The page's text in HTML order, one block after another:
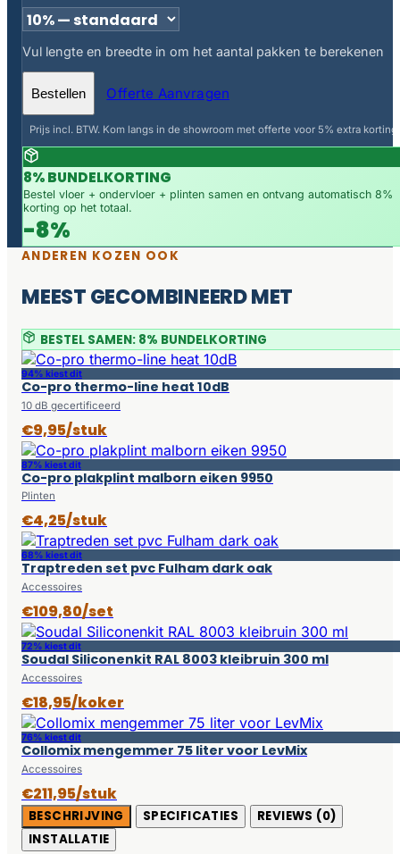
Vul lengte en breedte in om het aantal pakken te berekenen
Bestellen Offerte Aanvragen
Prijs incl. BTW. Kom langs in de showroom met offerte voor 5% extra korting.
8% BUNDELKORTING
Bestel vloer + ondervloer + plinten samen en ontvang automatisch 8%
korting op het totaal.
-8%
ANDEREN KOZEN OOK
MEEST GECOMBINEERD MET
BESTEL SAMEN: 8% BUNDELKORTING
94% kiest dit
Co-pro thermo-line heat 10dB
10 dB gecertificeerd
€9,95/stuk
87% kiest dit
Co-pro plakplint malborn eiken 9950
Plinten
€4,25/stuk
68% kiest dit
Traptreden set pvc Fulham dark oak
Accessoires
€109,80/set
72% kiest dit
Soudal Siliconenkit RAL 8003 kleibruin 300 ml
Accessoires
€18,95/koker
76% kiest dit
Collomix mengemmer 75 liter voor LevMix
Accessoires
€211,95/stuk
BESCHRIJVING SPECIFICATIES
REVIEWS (0)
INSTALLATIE